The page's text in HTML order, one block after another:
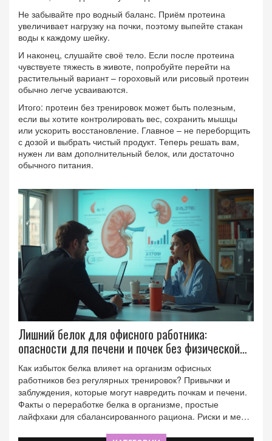
Не забывайте про водный баланс. Приём протеина
увеличивает нагрузку на почки, поэтому выпейте стакан
воды к каждому шейку.
И наконец, слушайте своё тело. Если после протеина
чувствуете тяжесть в животе, попробуйте перейти на
растительный вариант – гороховый или рисовый протеин
обычно легче усваиваются.
Итого: протеин без тренировок может быть полезным,
если вы хотите контролировать вес, сохранить мышцы
или ускорить восстановление. Главное – не переборщить
с дозой и выбрать чистый продукт. Теперь решать вам,
нужен ли вам дополнительный белок, или достаточно
обычного питания.
Лишний белок для офисного работника:
опасности для печени и почек без физической
активности
Как избыток белка влияет на организм офисных
работников без регулярных тренировок? Привычки и
заблуждения, которые могут навредить почкам и печени.
Факты о переработке белка в организме, простые
лайфхаки для сбалансированного рациона. Риски и меры